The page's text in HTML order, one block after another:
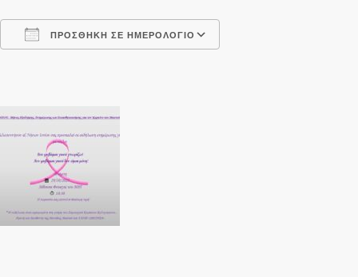
ΠΡΟΣΘΉΚΗ ΣΕ ΗΜΕΡΟΛΌΓΙΟ